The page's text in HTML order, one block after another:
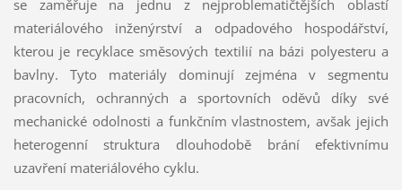
se zaměřuje na jednu z nejproblematičtějších oblastí
materiálového inženýrství a odpadového hospodářství,
kterou je recyklace směsových textilií na bázi polyesteru a
bavlny. Tyto materiály dominují zejména v segmentu
pracovních, ochranných a sportovních oděvů díky své
mechanické odolnosti a funkčním vlastnostem, avšak jejich
heterogenní struktura dlouhodobě brání efektivnímu
uzavření materiálového cyklu.